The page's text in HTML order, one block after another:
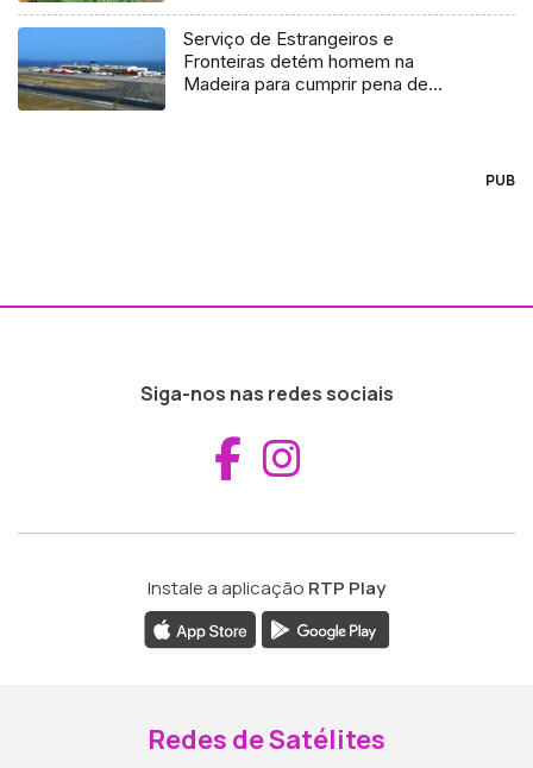
Serviço de Estrangeiros e
Fronteiras detém homem na
Madeira para cumprir pena de
PUB
Siga-nos nas redes sociais
Aceder ao
Instale a aplicação RTP Play
Redes de Satélites